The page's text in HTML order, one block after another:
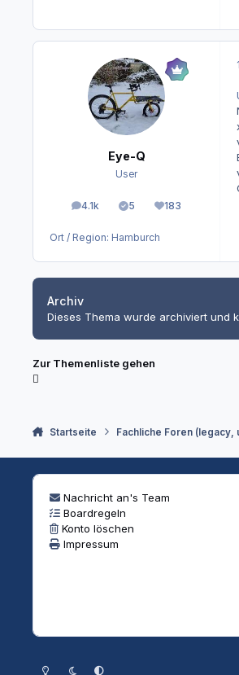
Eye-Q
User
4.1k
Beiträge 5
Lösungen183
Reputation
Ort / Region: Hamburch
Archiv
Dieses Thema wurde archiviert und
Zur Themenliste gehen
Startseite Fachliche Foren (legacy,
Nachricht an's Team
Boardregeln
Konto löschen
Impressum
Heller ModusDunkler Modus
Systemeinstellung